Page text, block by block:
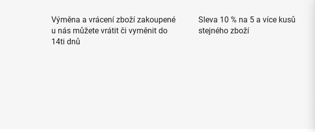
Výměna a vrácení zboží zakoupené
u nás můžete vrátit či vyměnit do
14ti dnů
Sleva 10 % na 5 a více kusů
stejného zboží